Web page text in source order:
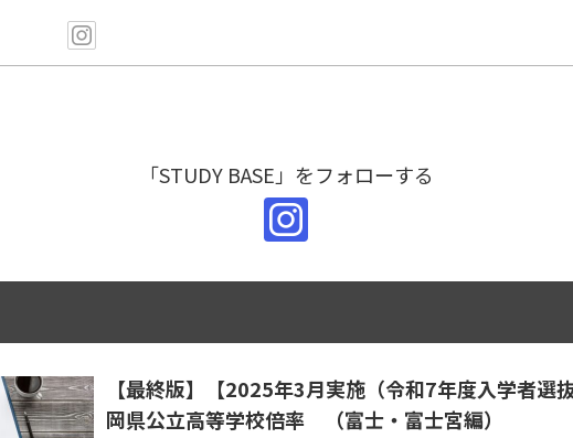
「STUDY BASE」をフォローする
【最終版】【2025年3月実施（令和7年度入学者選
岡県公立高等学校倍率 （富士・富士宮編）